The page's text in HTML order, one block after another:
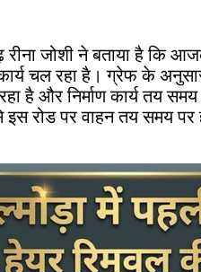
रीना जोशी ने बताया है कि
चल रहा है। ग्रेफ के
है और निर्माण कार्य तय
इस रोड पर वाहन तय समय